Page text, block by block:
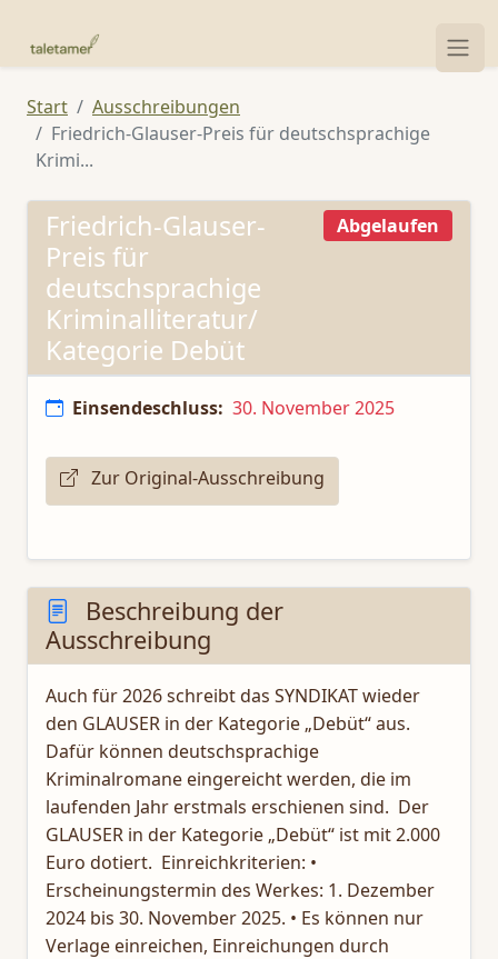
Start
Ausschreibungen
Friedrich-Glauser-Preis für deutschsprachige
Krimi...
Friedrich-Glauser-
Preis für
deutschsprachige
Kriminalliteratur/
Kategorie Debüt
Abgelaufen
Einsendeschluss: 30. November 2025
Zur Original-Ausschreibung
Beschreibung der
Ausschreibung
Auch für 2026 schreibt das SYNDIKAT wieder
den GLAUSER in der Kategorie „Debüt“ aus.
Dafür können deutschsprachige
Kriminalromane eingereicht werden, die im
laufenden Jahr erstmals erschienen sind. Der
GLAUSER in der Kategorie „Debüt“ ist mit 2.000
Euro dotiert. Einreichkriterien: •
Erscheinungstermin des Werkes: 1. Dezember
2024 bis 30. November 2025. • Es können nur
Verlage einreichen, Einreichungen durch